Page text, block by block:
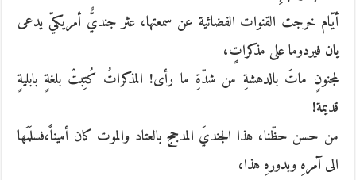
أيّام خرجت القنوات الفضائية عن سمعتها، عثر جنديٌّ أمريكيّ يدعى
يان فيردوما على مذكراتٍ،
لمجنونٍ ماتَ بالدهشةِ من شدّةِ ما رأى! المذكراتُ كُتِبتْ بلغةٍ بابليةٍ
قديمة!
من حسن حظّنا، هذا الجنديَ المدجج بالعتاد والموت كان أميناً،فسلَمَها
الى آمرهِ وبدورهِ هذا،